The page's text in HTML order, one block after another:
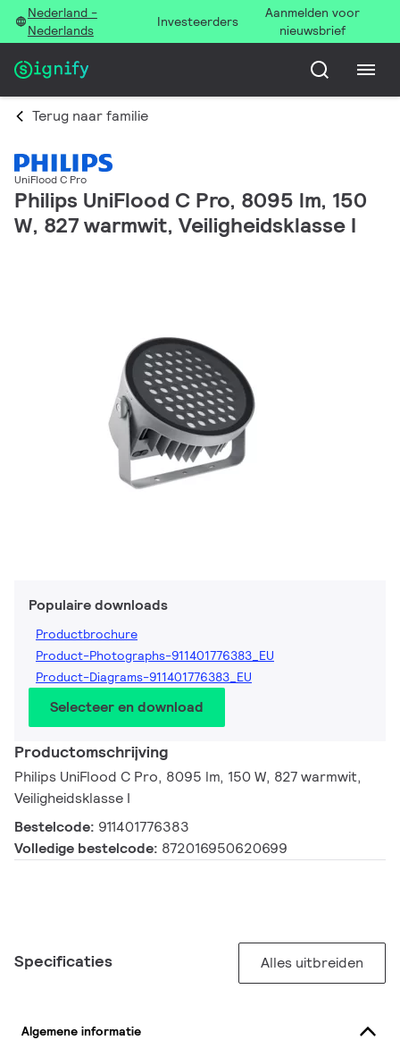
Nederland -
Nederlands
Investeerders
Aanmelden voor
nieuwsbrief
Terug naar familie
UniFlood C Pro
Philips UniFlood C Pro, 8095 lm, 150
W, 827 warmwit, Veiligheidsklasse I
Populaire downloads
Productbrochure
Product-Photographs-911401776383_EU
Product-Diagrams-911401776383_EU
Selecteer en download
Productomschrijving
Philips UniFlood C Pro, 8095 lm, 150 W, 827 warmwit,
Veiligheidsklasse I
Bestelcode: 911401776383
Volledige bestelcode: 872016950620699
Specificaties Alles uitbreiden
Algemene informatie